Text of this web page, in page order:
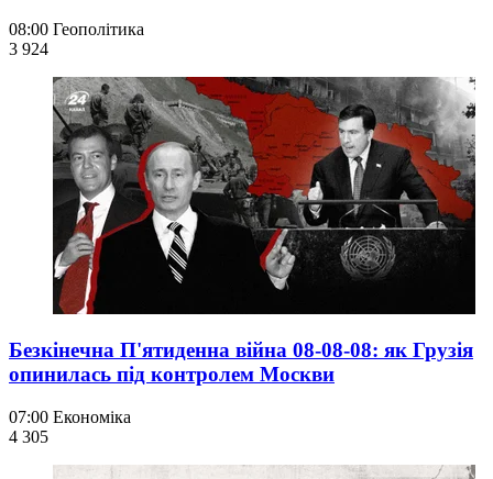
08:00 Геополітика
3 924
Безкінечна П'ятиденна війна 08-08-08: як Грузія
опинилась під контролем Москви
07:00 Економіка
4 305